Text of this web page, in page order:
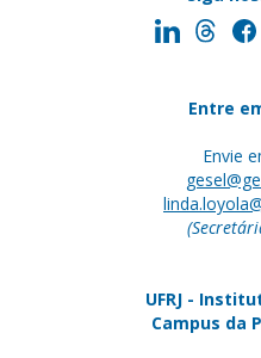
Entre
Envie
UFRJ -
Campus da